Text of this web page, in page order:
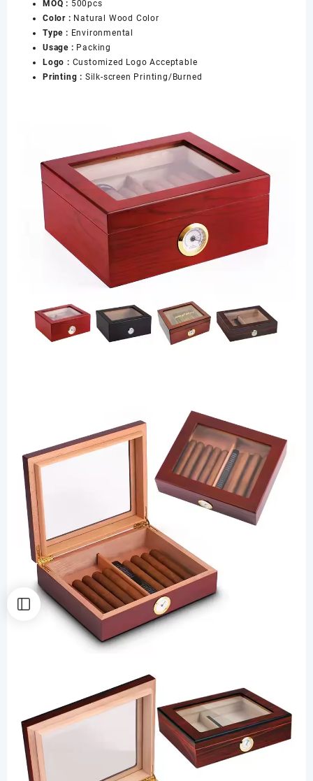
MOQ : 500pcs
Color : Natural Wood Color
Type : Environmental
Usage : Packing
Logo : Customized Logo Acceptable
Printing : Silk-screen Printing/Burned